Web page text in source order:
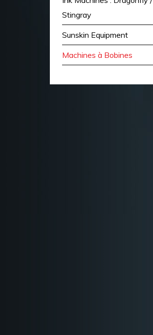
Stingray
Sunskin Equipment
Machines à Bobines